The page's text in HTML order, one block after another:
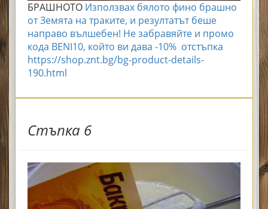
БРАШНОТО Използвах бялото фино брашно
от Земята на траките, и резултатът беше
направо вълшебен! Не забравяйте и промо
кода BENI10, който ви дава -10% отстъпка
https://shop.znt.bg/bg-product-details-
190.html
Стъпка 6